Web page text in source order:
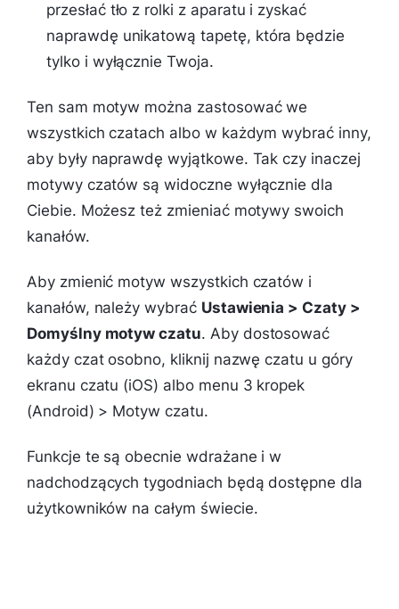
przesłać tło z rolki z aparatu i zyskać
naprawdę unikatową tapetę, która będzie
tylko i wyłącznie Twoja.
Ten sam motyw można zastosować we
wszystkich czatach albo w każdym wybrać inny,
aby były naprawdę wyjątkowe. Tak czy inaczej
motywy czatów są widoczne wyłącznie dla
Ciebie. Możesz też zmieniać motywy swoich
kanałów.
Aby zmienić motyw wszystkich czatów i
kanałów, należy wybrać Ustawienia > Czaty >
Domyślny motyw czatu. Aby dostosować
każdy czat osobno, kliknij nazwę czatu u góry
ekranu czatu (iOS) albo menu 3 kropek
(Android) > Motyw czatu.
Funkcje te są obecnie wdrażane i w
nadchodzących tygodniach będą dostępne dla
użytkowników na całym świecie.